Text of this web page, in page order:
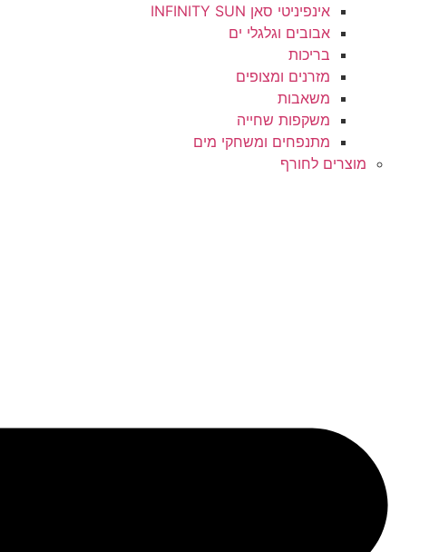
אינפיניטי סאן INFINITY SUN
אבובים וגלגלי ים
בריכות
מזרנים ומצופים
משאבות
משקפות שחייה
מתנפחים ומשחקי מים
מוצרים לחורף